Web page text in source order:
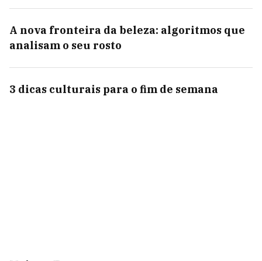
A nova fronteira da beleza: algoritmos que
analisam o seu rosto
3 dicas culturais para o fim de semana